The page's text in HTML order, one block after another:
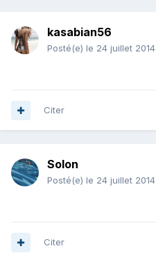
kasabian56
Posté(e) le 24 juillet 2014
Citer
Solon
Posté(e) le 24 juillet 2014
Citer